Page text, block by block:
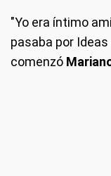
"Yo era íntimo
pasaba por Ideas
comenzó